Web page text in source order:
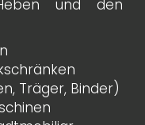
und den
Träger, Binder)